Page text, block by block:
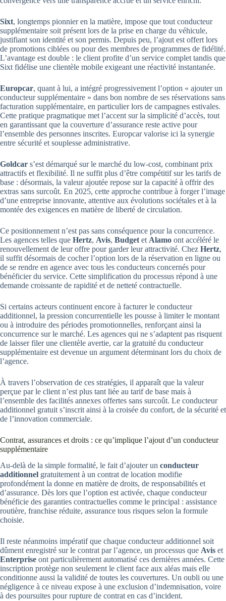
Sixt, longtemps pionnier en la matière, impose que tout conducteur
supplémentaire soit présent lors de la prise en charge du véhicule,
justifiant son identité et son permis. Depuis peu, l’ajout est offert lors
de promotions ciblées ou pour des membres de programmes de fidélité.
L’avantage est double : le client profite d’un service complet tandis que
Sixt fidélise une clientèle mobile exigeant une réactivité instantanée.
Europcar, quant à lui, a intégré progressivement l’option « ajouter un
conducteur supplémentaire » dans bon nombre de ses réservations sans
facturation supplémentaire, en particulier lors de campagnes estivales.
Cette pratique pragmatique met l’accent sur la simplicité d’accès, tout
en garantissant que la couverture d’assurance reste active pour
l’ensemble des personnes inscrites. Europcar valorise ici la synergie
entre sécurité et souplesse administrative.
Goldcar s’est démarqué sur le marché du low-cost, combinant prix
attractifs et flexibilité. Il ne suffit plus d’être compétitif sur les tarifs de
base : désormais, la valeur ajoutée repose sur la capacité à offrir des
extras sans surcoût. En 2025, cette approche contribue à forger l’image
d’une entreprise innovante, attentive aux évolutions sociétales et à la
montée des exigences en matière de liberté de circulation.
Ce positionnement n’est pas sans conséquence pour la concurrence.
Les agences telles que Hertz, Avis, Budget et Alamo ont accéléré le
renouvellement de leur offre pour garder leur attractivité. Chez Hertz,
il suffit désormais de cocher l’option lors de la réservation en ligne ou
de se rendre en agence avec tous les conducteurs concernés pour
bénéficier du service. Cette simplification du processus répond à une
demande croissante de rapidité et de netteté contractuelle.
Si certains acteurs continuent encore à facturer le conducteur
additionnel, la pression concurrentielle les pousse à limiter le montant
ou à introduire des périodes promotionnelles, renforçant ainsi la
concurrence sur le marché. Les agences qui ne s’adaptent pas risquent
de laisser filer une clientèle avertie, car la gratuité du conducteur
supplémentaire est devenue un argument déterminant lors du choix de
l’agence.
À travers l’observation de ces stratégies, il apparaît que la valeur
perçue par le client n’est plus tant liée au tarif de base mais à
l’ensemble des facilités annexes offertes sans surcoût. Le conducteur
additionnel gratuit s’inscrit ainsi à la croisée du confort, de la sécurité et
de l’innovation commerciale.
Contrat, assurances et droits : ce qu’implique l’ajout d’un conducteur
supplémentaire
Au-delà de la simple formalité, le fait d’ajouter un conducteur
additionnel gratuitement à un contrat de location modifie
profondément la donne en matière de droits, de responsabilités et
d’assurance. Dès lors que l’option est activée, chaque conducteur
bénéficie des garanties contractuelles comme le principal : assistance
routière, franchise réduite, assurance tous risques selon la formule
choisie.
Il reste néanmoins impératif que chaque conducteur additionnel soit
dûment enregistré sur le contrat par l’agence, un processus que Avis et
Enterprise ont particulièrement automatisé ces dernières années. Cette
inscription protège non seulement le client face aux aléas mais elle
conditionne aussi la validité de toutes les couvertures. Un oubli ou une
négligence à ce niveau expose à une exclusion d’indemnisation, voire
à des poursuites pour rupture de contrat en cas d’incident.